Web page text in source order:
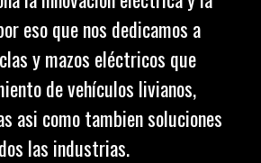
eso que nos dedicamos a
y mazos eléctricos que
de vehículos livianos,
asi como tambien soluciones
las industrias.